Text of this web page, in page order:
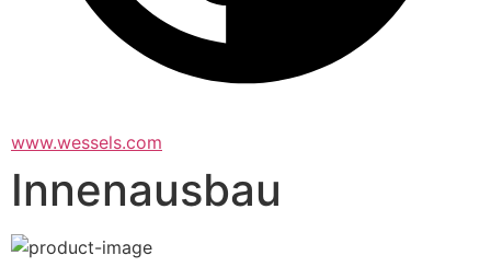
www.wessels.com
Innenausbau